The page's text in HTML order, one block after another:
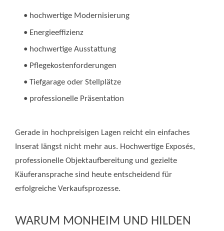
• hochwertige Modernisierung
• Energieeffizienz
• hochwertige Ausstattung
• Pflegekostenforderungen
• Tiefgarage oder Stellplätze
• professionelle Präsentation
Gerade in hochpreisigen Lagen reicht ein einfaches
Inserat längst nicht mehr aus. Hochwertige Exposés,
professionelle Objektaufbereitung und gezielte
Käuferansprache sind heute entscheidend für
erfolgreiche Verkaufsprozesse.
WARUM MONHEIM UND HILDEN